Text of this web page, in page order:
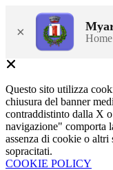
× Home
Questo sito utilizza
chiusura del banner
contraddistinto dalla X
navigazione" comporta
assenza di cookie o
sopracitati.
COOKIE POLICY